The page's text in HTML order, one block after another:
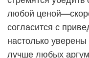
любой
согласится с
настолько уверены
лучше любых